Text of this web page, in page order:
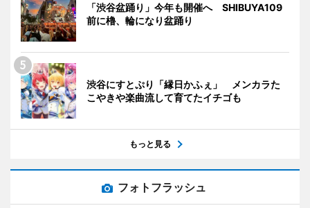
「渋谷盆踊り」今年も開催へ SHIBUYA109
前に櫓、輪になり盆踊り
渋谷にすとぷり「縁日かふぇ」 メンカラた
こやきや楽曲流して育てたイチゴも
もっと見る
フォトフラッシュ